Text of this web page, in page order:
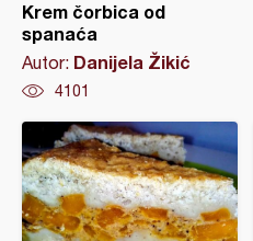
Krem čorbica od
spanaća
Autor: Danijela Žikić
4101